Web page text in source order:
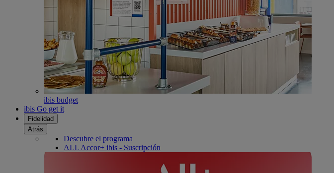
ibis budget
ibis Go get it
Fidelidad
Atrás
Descubre el programa
ALL Accor+ ibis - Suscripción